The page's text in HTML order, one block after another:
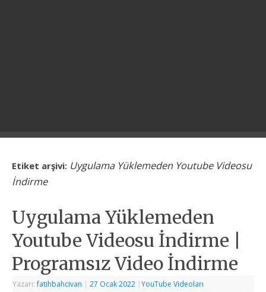
Etiket arşivi: Uygulama Yüklemeden Youtube Videosu
İndirme
Uygulama Yüklemeden
Youtube Videosu İndirme |
Programsız Video İndirme
Yazarı:fatihbahcivan | 27 Ocak 2022 |YouTube Videoları